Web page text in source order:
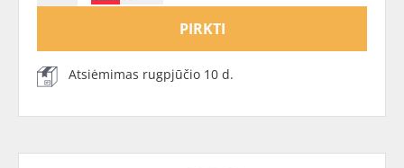
PIRKTI
Atsiėmimas rugpjūčio 10 d.